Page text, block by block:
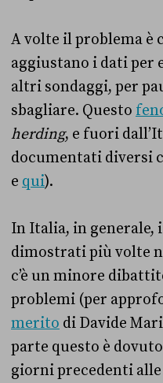
A volte il problema è
aggiustano i dati per
altri sondaggi, per
sbagliare. Questo
herding, e fuori
documentati diversi
e qui).
In Italia, in generale,
dimostrati più volte
c’è un minore
problemi (per
merito di Davide
parte questo è
giorni precedenti